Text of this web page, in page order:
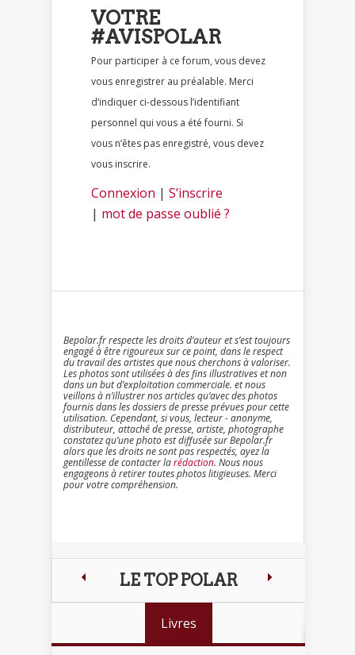
VOTRE
#AVISPOLAR
Pour participer à ce forum, vous devez
vous enregistrer au préalable. Merci
d’indiquer ci-dessous l’identifiant
personnel qui vous a été fourni. Si
vous n’êtes pas enregistré, vous devez
vous inscrire.
Connexion | S’inscrire
| mot de passe oublié ?
Bepolar.fr respecte les droits d’auteur et s’est toujours
engagé à être rigoureux sur ce point, dans le respect
du travail des artistes que nous cherchons à valoriser.
Les photos sont utilisées à des fins illustratives et non
dans un but d’exploitation commerciale. et nous
veillons à n’illustrer nos articles qu’avec des photos
fournis dans les dossiers de presse prévues pour cette
utilisation. Cependant, si vous, lecteur - anonyme,
distributeur, attaché de presse, artiste, photographe
constatez qu’une photo est diffusée sur Bepolar.fr
alors que les droits ne sont pas respectés, ayez la
gentillesse de contacter larédaction. Nous nous
engageons à retirer toutes photos litigieuses. Merci
pour votre compréhension.
LE TOP POLAR
Livres